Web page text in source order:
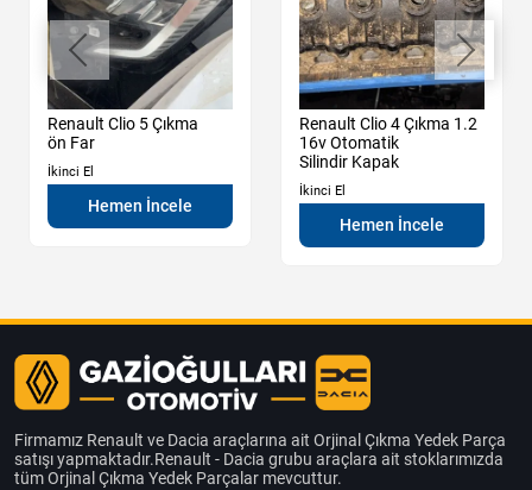
Renault Clio 5 Çıkma
ön Far
İkinci El
Hemen İncele
Renault Clio 4 Çıkma 1.2
16v Otomatik
Silindir Kapak
İkinci El
Hemen İncele
Firmamız Renault ve Dacia araçlarına ait Orjinal Çıkma Yedek Parça
satışı yapmaktadır.Renault - Dacia grubu araçlara ait stoklarımızda
tüm Orjinal Çıkma Yedek Parçalar mevcuttur.